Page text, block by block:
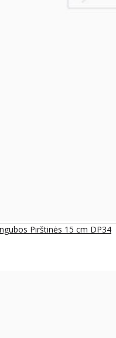
Pirštinės 15 cm DP34